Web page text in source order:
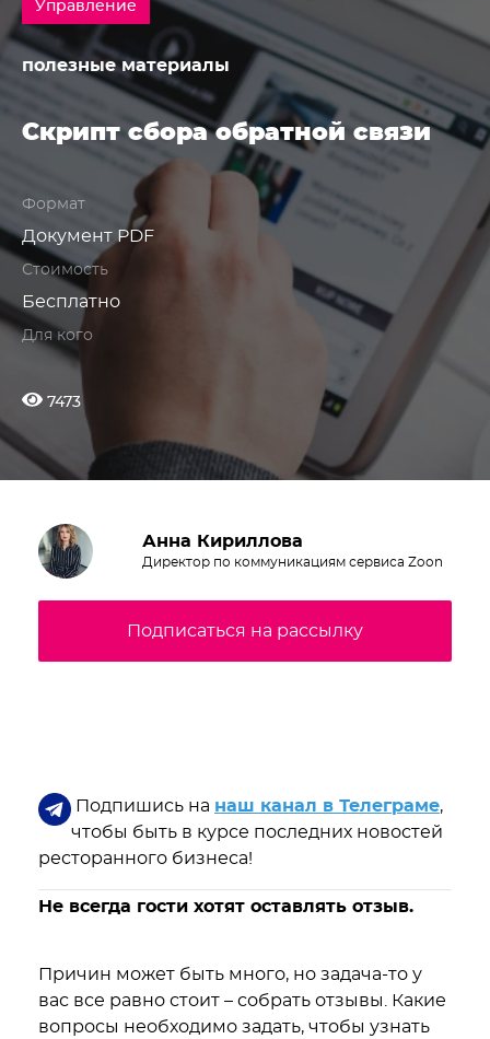
Управление
полезные материалы
Скрипт сбора обратной связи
Формат
Документ PDF
Стоимость
Бесплатно
Для кого
7473
Подпишись на наш канал в Телеграме,
чтобы быть в курсе последних новостей
ресторанного бизнеса!
Не всегда гости хотят оставлять отзыв.
Причин может быть много, но задача-то у
вас все равно стоит – собрать отзывы. Какие
вопросы необходимо задать, чтобы узнать
Анна Кириллова
Директор по коммуникациям сервиса Zoon
Подписаться на рассылку